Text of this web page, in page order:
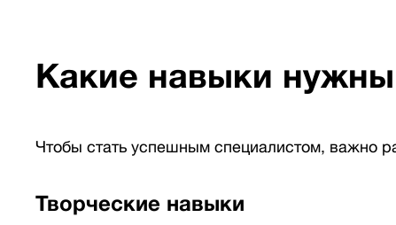
Какие навыки
Чтобы стать успешным специалистом, важно
Творческие навыки